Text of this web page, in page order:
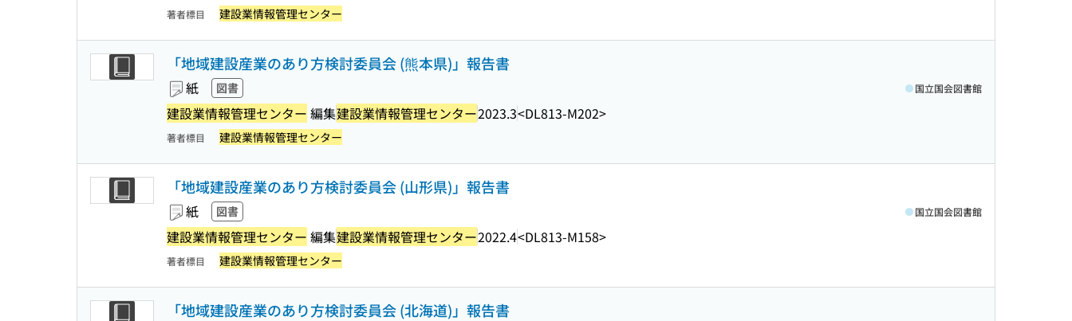
著者標目 建設業情報管理センター
「地域建設産業のあり方検討委員会 (熊本県)」報告書
紙 図書
建設業情報管理センター 編集建設業情報管理センター2023.3<DL813-M202>
国立国会図書館
著者標目 建設業情報管理センター
「地域建設産業のあり方検討委員会 (山形県)」報告書
紙 図書
建設業情報管理センター 編集建設業情報管理センター2022.4<DL813-M158>
国立国会図書館
著者標目 建設業情報管理センター
「地域建設産業のあり方検討委員会 (北海道)」報告書